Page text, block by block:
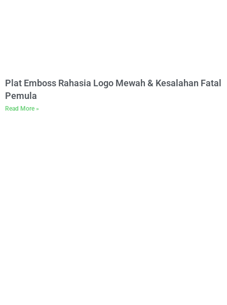
Plat Emboss Rahasia Logo Mewah & Kesalahan Fatal
Pemula
Read More »